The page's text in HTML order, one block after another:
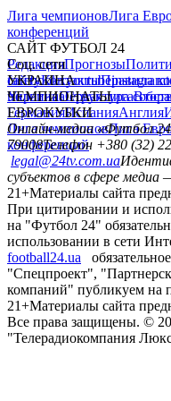
Лига чемпионовЛига
конференций
САЙТ ФУТБОЛ 24
РедакцияПрогнозы
сайтуКонтактыПравила
политикаСтруктура
Соц. сети
facebookxyoutubeinstagram
УКРАИНА
УкраинаПервая лига
ЧЕМПИОНАТЫ
ГерманияИспанияАнглия
ЕВРОКУБКИ
Лига чемпионовЛига
конференций
Онлайн-медиа «Футбол
79008Телефон +380 (32)
legal@24tv.com.ua
субъектов в сфере медиа
21+Материалы сайта
При цитировании и
на "Футбол 24"
использовании в сети
football24.ua
"Спецпроект",
компаний" публикуем на
21+Материалы сайта
Все права защищены. ©
"Телерадиокомпания